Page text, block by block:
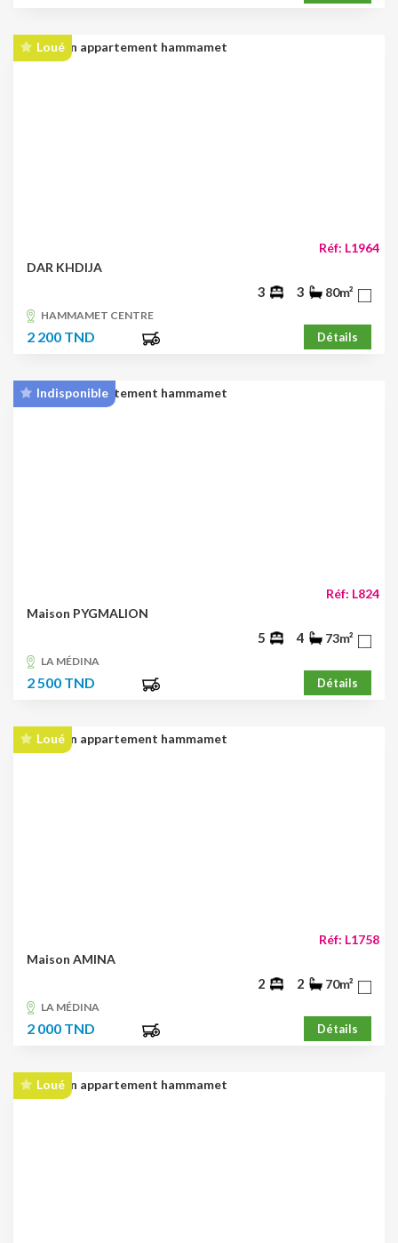
Loué
Réf: L1964
DAR KHDIJA
3 3 80m²
HAMMAMET CENTRE
2 200 TND Détails
Indisponible
Réf: L824
Maison PYGMALION
5 4 73m²
LA MÉDINA
2 500 TND Détails
Loué
Réf: L1758
Maison AMINA
2 2 70m²
LA MÉDINA
2 000 TND Détails
Loué